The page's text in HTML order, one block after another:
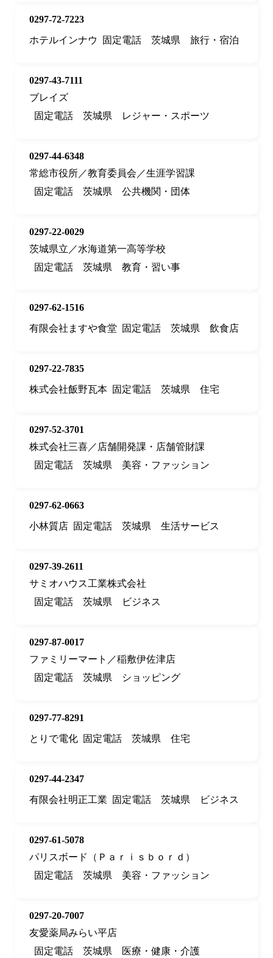
0297-72-7223
ホテルインナウ
固定電話 茨城県 旅行・宿泊
0297-43-7111
ブレイズ
固定電話
茨城県 レジャー・スポーツ
0297-44-6348
常総市役所／教育委員会／生涯学習課
固定電話
茨城県 公共機関・団体
0297-22-0029
茨城県立／水海道第一高等学校
固定電話
茨城県 教育・習い事
0297-62-1516
有限会社ますや食堂
固定電話 茨城県 飲食店
0297-22-7835
株式会社飯野瓦本 固定電話 茨城県 住宅
0297-52-3701
株式会社三喜／店舗開発課・店舗管財課
固定電話
茨城県 美容・ファッション
0297-62-0663
小林質店 固定電話 茨城県 生活サービス
0297-39-2611
サミオハウス工業株式会社
固定電話
茨城県 ビジネス
0297-87-0017
ファミリーマート／稲敷伊佐津店
固定電話
茨城県 ショッピング
0297-77-8291
とりで電化 固定電話 茨城県 住宅
0297-44-2347
有限会社明正工業
固定電話 茨城県 ビジネス
0297-61-5078
パリスボード（Ｐａｒｉｓｂｏｒｄ）
固定電話
茨城県 美容・ファッション
0297-20-7007
友愛薬局みらい平店
固定電話
茨城県 医療・健康・介護